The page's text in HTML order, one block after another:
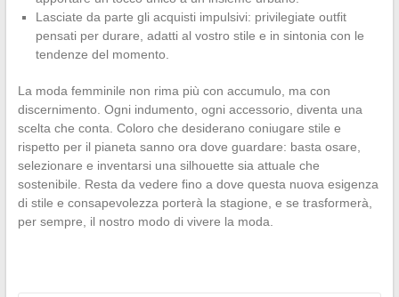
Lasciate da parte gli acquisti impulsivi: privilegiate outfit
pensati per durare, adatti al vostro stile e in sintonia con le
tendenze del momento.
La moda femminile non rima più con accumulo, ma con
discernimento. Ogni indumento, ogni accessorio, diventa una
scelta che conta. Coloro che desiderano coniugare stile e
rispetto per il pianeta sanno ora dove guardare: basta osare,
selezionare e inventarsi una silhouette sia attuale che
sostenibile. Resta da vedere fino a dove questa nuova esigenza
di stile e consapevolezza porterà la stagione, e se trasformerà,
per sempre, il nostro modo di vivere la moda.